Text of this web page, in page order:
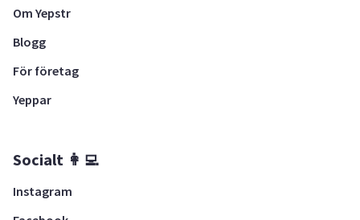
Om Yepstr
Blogg
För företag
Yeppar
Socialt 👩‍💻
Instagram